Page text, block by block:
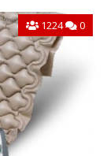
1224 0